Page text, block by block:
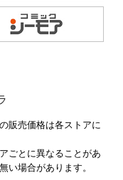
販売価格は各ストアに
ごとに異なることがあ
い場合があります。